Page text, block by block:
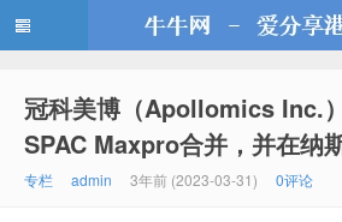
牛牛网
冠科美博（Apollomics Inc.
SPAC Maxpro合并，并在纳
专栏 admin 3年前 (2023-03-31) 0评论